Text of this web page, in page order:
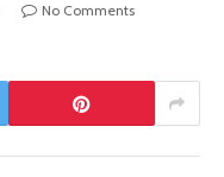
No Comments